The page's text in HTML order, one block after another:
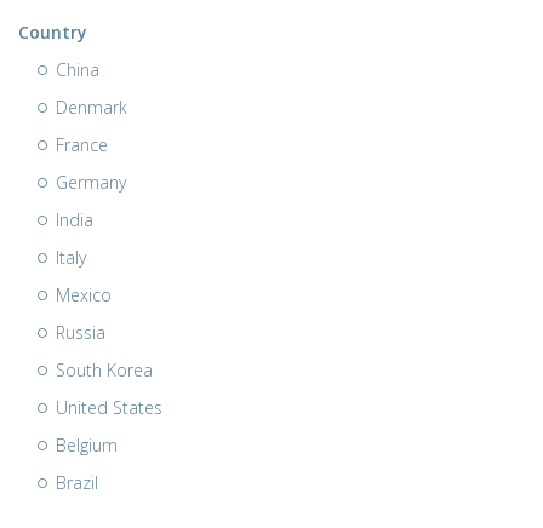
Country
China
Denmark
France
Germany
India
Italy
Mexico
Russia
South Korea
United States
Belgium
Brazil